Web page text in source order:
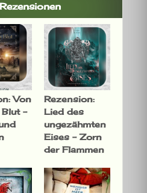
Von
–
Rezension:
Lied des
ungezähmten
Eises – Zorn
der Flammen